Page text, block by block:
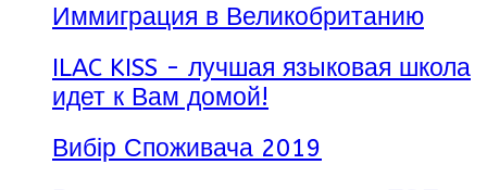
(Канада, Ванкувер) теперь
предлагает студентам
вечерний график занятий,
освободив, тем самым
время для подработки в
течение дня. Вечерний
график предлагается в
Иммиграция в Великобританию
ILAC KISS - лучшая языковая школа
идет к Вам домой!
Вибір Споживача 2019